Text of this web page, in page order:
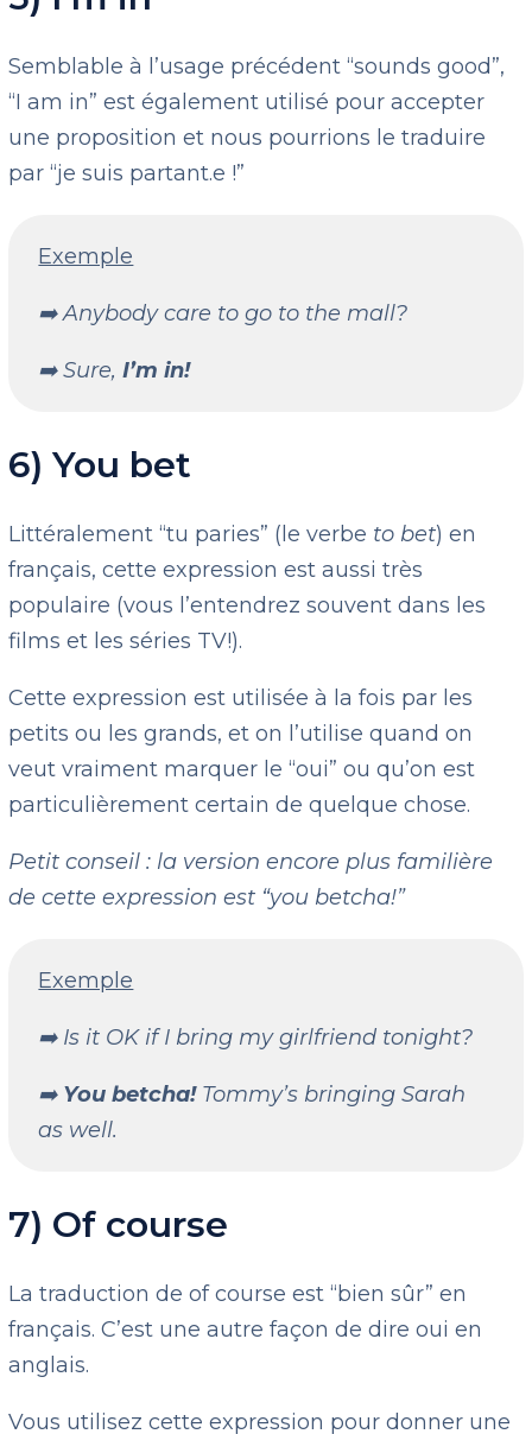
Semblable à l’usage précédent “sounds good”,
“I am in” est également utilisé pour accepter
une proposition et nous pourrions le traduire
par “je suis partant.e !”
Exemple
➡️ Anybody care to go to the mall?
➡️ Sure,I’m in!
6) You bet
Littéralement “tu paries” (le verbe to bet) en
français, cette expression est aussi très
populaire (vous l’entendrez souvent dans les
films et les séries TV!).
Cette expression est utilisée à la fois par les
petits ou les grands, et on l’utilise quand on
veut vraiment marquer le “oui” ou qu’on est
particulièrement certain de quelque chose.
Petit conseil : la version encore plus familière
de cette expression est “you betcha!”
Exemple
➡️ Is it OK if I bring my girlfriend tonight?
➡️ You betcha!Tommy’s bringing Sarah
as well.
7) Of course
La traduction de of course est “bien sûr” en
français. C’est une autre façon de dire oui en
anglais.
Vous utilisez cette expression pour donner une